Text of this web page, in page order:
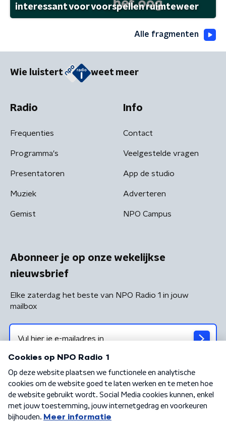
interessant voor voorspellen ruimteweer
Alle fragmenten
Wie luistert weet meer
Radio
Frequenties
Programma's
Presentatoren
Muziek
Gemist
Info
Contact
Veelgestelde vragen
App de studio
Adverteren
NPO Campus
Abonneer je op onze wekelijkse
nieuwsbrief
Elke zaterdag het beste van NPO Radio 1 in jouw
mailbox
Algemene voorwaarden